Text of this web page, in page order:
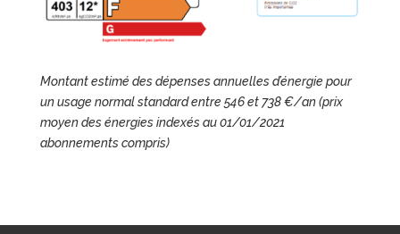
Montant estimé des dépenses annuelles d’énergie pour
un usage normal standard entre 546 et 738 €/an (prix
moyen des énergies indexés au 01/01/2021
abonnements compris)